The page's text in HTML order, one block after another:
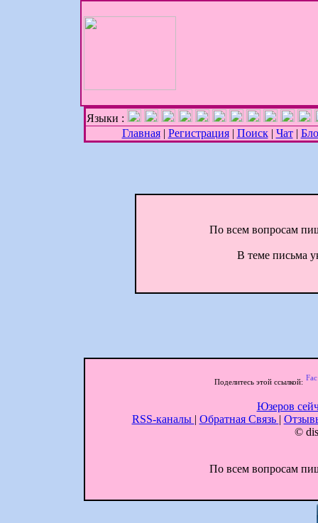
Языки :
Главная| Регистрация| Поиск| Чат|
По всем вопросам
В теме письма
Поделитесь этой ссылкой:
Юзеров
RSS-каналы | Обратная Связь |
©
По всем вопросам